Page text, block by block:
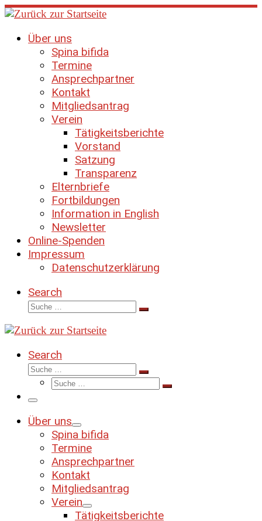
Zum
springenÜber uns
Spina bifida
Termine
Ansprechpartner
Kontakt
Mitgliedsantrag
Verein
Tätigkeitsberichte
Vorstand
Satzung
Transparenz
Elternbriefe
Fortbildungen
Information in English
Newsletter
Online-Spenden
Impressum
Datenschutzerklärung
Search
Suche
Suche
Search
Suche
Suche
Suche
Suche
Menü
Über uns
Spina bifida
Termine
Ansprechpartner
Kontakt
Mitgliedsantrag
Verein
Tätigkeitsberichte